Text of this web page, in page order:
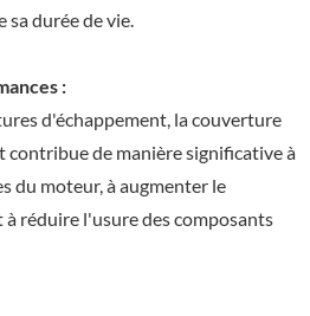
durée de vie.
:
d'échappement, la couverture
de manière significative à
du moteur, à augmenter le
réduire l'usure des composants